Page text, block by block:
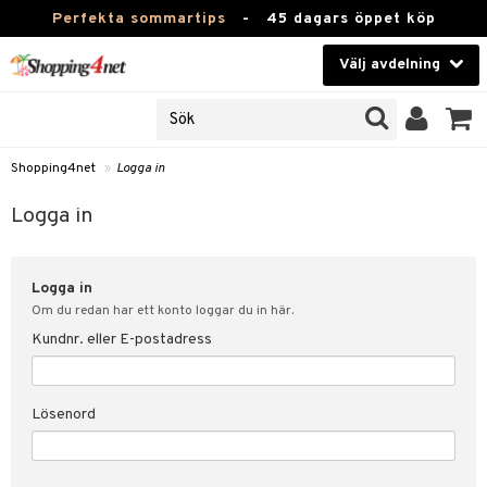
Perfekta sommartips - 45 dagars öppet köp
Välj avdelning
Kontaktlinser
Hälsokost
Fitness
Hem & Inredning
Leksaker, Barn & Baby
Varumärken
Shopping4net » Logga in
Logga in
Logga in
Om du redan har ett konto loggar du in här.
Kundnr. eller E-postadress
Lösenord
svar